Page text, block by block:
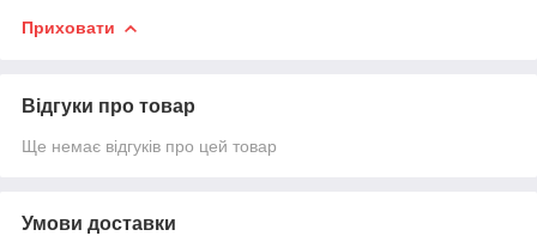
Приховати
Відгуки про товар
Ще немає відгуків про цей товар
Умови доставки